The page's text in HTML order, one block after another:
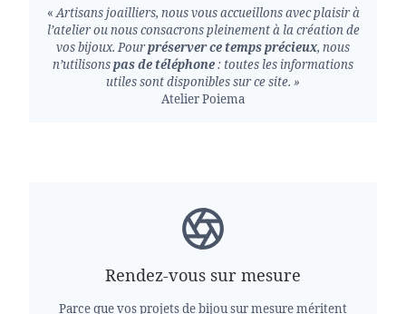
«Artisans joailliers, nous vous accueillons avec plaisir à
l’atelier ou nous consacrons pleinement à la création de
vos bijoux. Pourpréserver ce temps précieux, nous
n’utilisonspas de téléphone: toutes les informations
utiles sont disponibles sur ce site. »
Atelier Poiema
Rendez-vous sur mesure
Parce que vos projets de bijou sur mesure méritent